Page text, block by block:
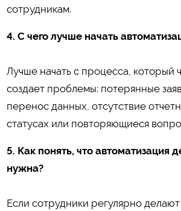
сотрудникам.
4. С чего лучше начать
Лучше начать с процесса, который
создает проблемы: потерянные
перенос данных, отсутствие
статусах или повторяющиеся
5. Как понять, что автоматизация
нужна?
Если сотрудники регулярно